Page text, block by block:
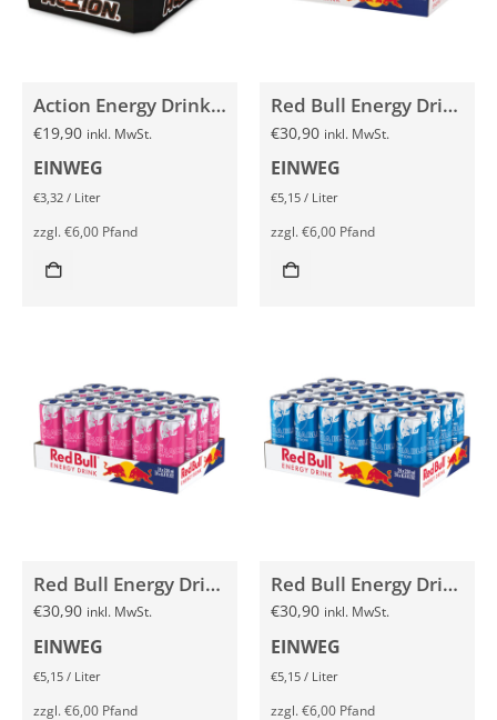
Action Energy Drink 24x 250ml
€19,90 inkl. MwSt.
EINWEG
€3,32 / Liter
zzgl. €6,00 Pfand
Red Bull Energy Drink 24x 250ml
€30,90 inkl. MwSt.
EINWEG
€5,15 / Liter
zzgl. €6,00 Pfand
Red Bull Energy Drink PEACH EDITION White Peach 24x 250ml
€30,90 inkl. MwSt.
EINWEG
€5,15 / Liter
zzgl. €6,00 Pfand
Red Bull Energy Drink SEA BLUE EDITION Juneberry 24x 250ml
€30,90 inkl. MwSt.
EINWEG
€5,15 / Liter
zzgl. €6,00 Pfand